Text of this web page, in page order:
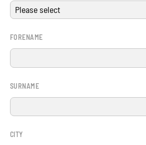
FORENAME
SURNAME
CITY